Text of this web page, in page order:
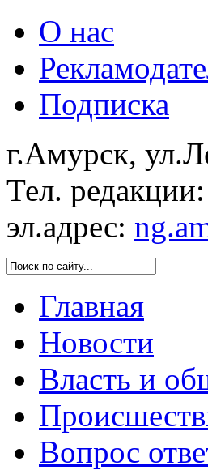
О нас
Подписка
г.Амурск,
Тел. редакции:
эл.адрес:
Главная
Новости
Власть и
Вопрос